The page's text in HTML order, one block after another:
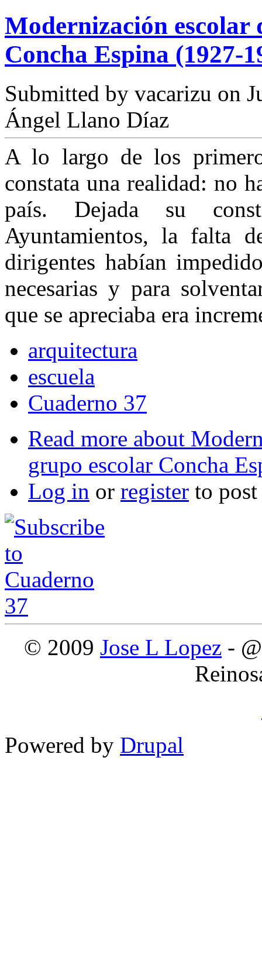
Modernización escolar
Concha Espina (1927-
Submitted by vacarizu on
Ángel Llano Díaz
A lo largo de los
constata una realidad: no
país. Dejada su
Ayuntamientos, la falta
dirigentes habían
necesarias y para
que se apreciaba era
arquitectura
escuela
Cuaderno 37
Read more about
grupo escolar Concha
Log in or register to
© 2009 Jose L Lopez -
Powered by Drupal